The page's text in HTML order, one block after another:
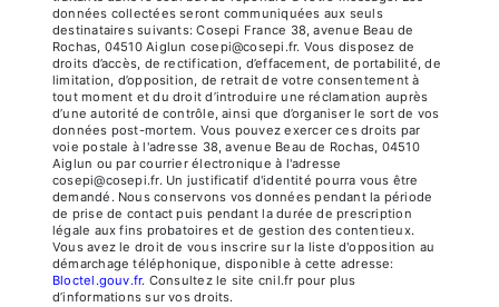
données collectées seront communiquées aux seuls
destinataires suivants: Cosepi France 38, avenue Beau de
Rochas, 04510 Aiglun cosepi@cosepi.fr. Vous disposez de
droits d’accès, de rectification, d’effacement, de portabilité, de
limitation, d’opposition, de retrait de votre consentement à
tout moment et du droit d’introduire une réclamation auprès
d’une autorité de contrôle, ainsi que d’organiser le sort de vos
données post-mortem. Vous pouvez exercer ces droits par
voie postale à l'adresse 38, avenue Beau de Rochas, 04510
Aiglun ou par courrier électronique à l'adresse
cosepi@cosepi.fr. Un justificatif d'identité pourra vous être
demandé. Nous conservons vos données pendant la période
de prise de contact puis pendant la durée de prescription
légale aux fins probatoires et de gestion des contentieux.
Vous avez le droit de vous inscrire sur la liste d'opposition au
démarchage téléphonique, disponible à cette adresse:
Bloctel.gouv.fr. Consultez le site cnil.fr pour plus
d’informations sur vos droits.